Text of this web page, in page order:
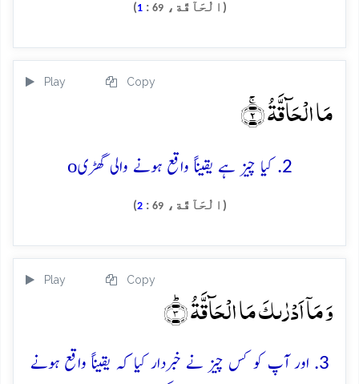
(الْحَآقَّة،69
:
1
)
Play Copy
مَا الۡحَآقَّۃُ ۚ﴿۲﴾
2. کیا چیز ہے یقیناً واقع ہونے والی گھڑی o
(الْحَآقَّة،69
:
2
)
Play Copy
وَ مَاۤ اَدۡرٰىکَ مَا الۡحَآقَّۃُ ؕ﴿۳﴾
3. اور آپ کو کس چیز نے خبردار کیا کہ یقیناً واقع ہونے